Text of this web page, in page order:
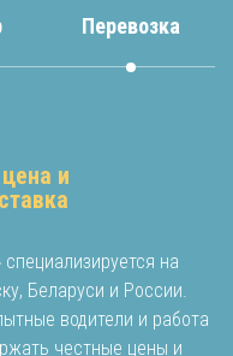
Перевозка
и
на
Беларуси и России.
водители и работа
честные цены и